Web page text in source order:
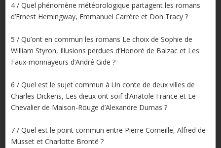
4 / Quel phénomène météorologique partagent les romans
d’Ernest Hemingway, Emmanuel Carrère et Don Tracy ?
5 / Qu’ont en commun les romans Le choix de Sophie de
William Styron, Illusions perdues d’Honoré de Balzac et Les
Faux-monnayeurs d’André Gide ?
6 / Quel est le sujet commun à Un conte de deux villes de
Charles Dickens, Les dieux ont soif d’Anatole France et Le
Chevalier de Maison-Rouge d’Alexandre Dumas ?
7 / Quel est le point commun entre Pierre Corneille, Alfred de
Musset et Charlotte Brontë ?